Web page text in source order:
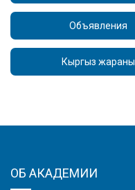
Объявления
Кыргыз жараны
ОБ АКАДЕМИИ